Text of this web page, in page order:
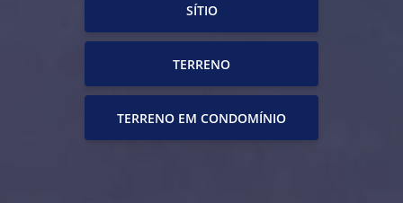
SÍTIO
TERRENO
TERRENO EM CONDOMÍNIO